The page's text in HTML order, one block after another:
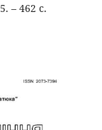
– 462 с.